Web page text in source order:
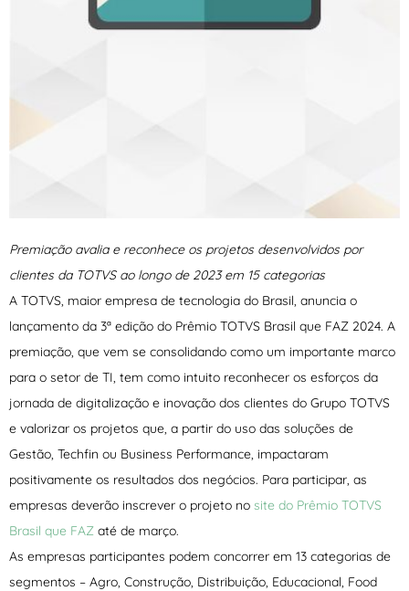
Premiação avalia e reconhece os projetos desenvolvidos por
clientes da TOTVS ao longo de 2023 em 15 categorias
A TOTVS, maior empresa de tecnologia do Brasil, anuncia o
lançamento da 3ª edição do Prêmio TOTVS Brasil que FAZ 2024. A
premiação, que vem se consolidando como um importante marco
para o setor de TI, tem como intuito reconhecer os esforços da
jornada de digitalização e inovação dos clientes do Grupo TOTVS
e valorizar os projetos que, a partir do uso das soluções de
Gestão, Techfin ou Business Performance, impactaram
positivamente os resultados dos negócios. Para participar, as
empresas deverão inscrever o projeto no site do Prêmio TOTVS
Brasil que FAZ até de março.
As empresas participantes podem concorrer em 13 categorias de
segmentos – Agro, Construção, Distribuição, Educacional, Food